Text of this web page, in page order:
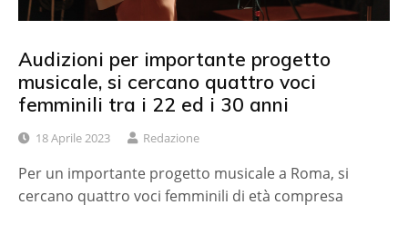
Audizioni per importante progetto
musicale, si cercano quattro voci
femminili tra i 22 ed i 30 anni
18 Aprile 2023 Redazione
Per un importante progetto musicale a Roma, si
cercano quattro voci femminili di età compresa